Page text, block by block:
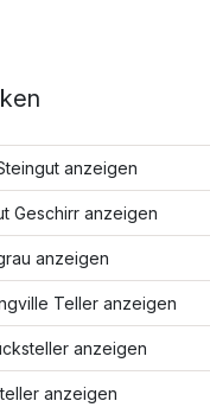
anzeigen
Geschirr anzeigen
anzeigen
Teller anzeigen
anzeigen
anzeigen